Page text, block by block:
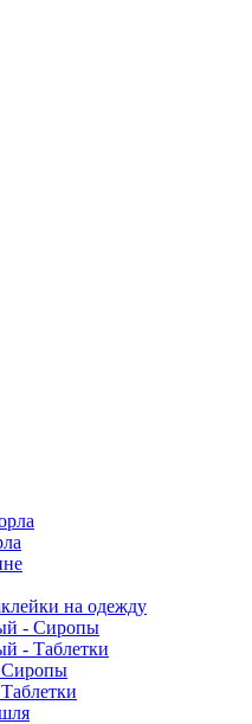
на одежду
- Сиропы
- Таблетки
Сиропы